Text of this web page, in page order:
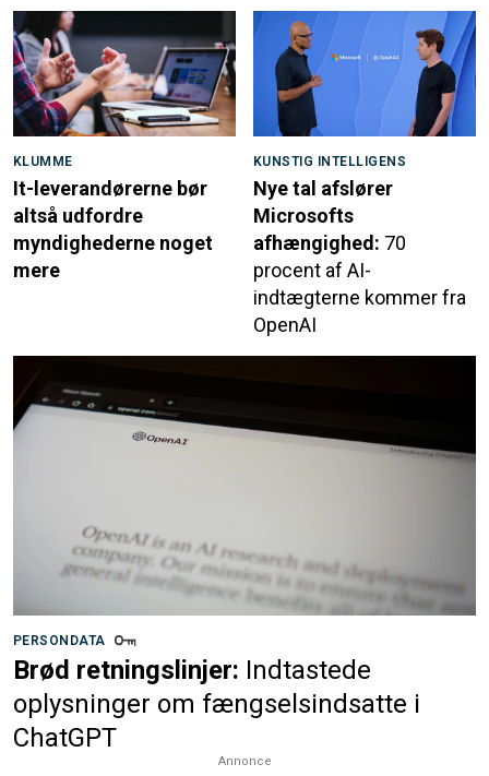
KLUMME
It-leverandørerne bør
altså udfordre
myndighederne noget
mere
KUNSTIG INTELLIGENS
Nye tal afslører
Microsofts
afhængighed: 70
procent af AI-
indtægterne kommer fra
OpenAI
PERSONDATA
Brød retningslinjer: Indtastede
oplysninger om fængselsindsatte i
ChatGPT
Annonce